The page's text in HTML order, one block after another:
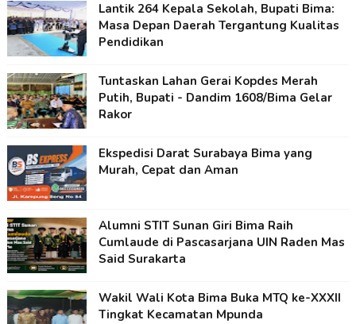
Lantik 264 Kepala Sekolah, Bupati Bima:
Masa Depan Daerah Tergantung Kualitas
Pendidikan
Tuntaskan Lahan Gerai Kopdes Merah
Putih, Bupati - Dandim 1608/Bima Gelar
Rakor
Ekspedisi Darat Surabaya Bima yang
Murah, Cepat dan Aman
Alumni STIT Sunan Giri Bima Raih
Cumlaude di Pascasarjana UIN Raden Mas
Said Surakarta
Wakil Wali Kota Bima Buka MTQ ke-XXXII
Tingkat Kecamatan Mpunda